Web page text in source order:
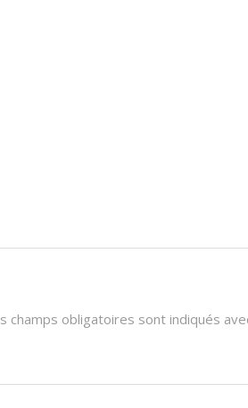
champs obligatoires sont indiqués